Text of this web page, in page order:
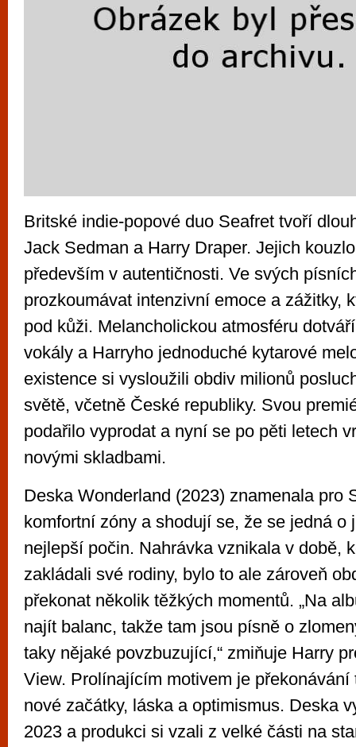
Britské indie-popové duo Seafret tvoří
Jack Sedman a Harry Draper. Jejich
především v autentičnosti. Ve svých
prozkoumávat intenzivní emoce a zážitky,
pod kůži. Melancholickou atmosféru
vokály a Harryho jednoduché kytarové
existence si vysloužili obdiv milionů
světě, včetně České republiky. Svou
podařilo vyprodat a nyní se po pěti letech
novými skladbami.
Deska Wonderland (2023) znamenala pro
komfortní zóny a shodují se, že se jedná o
nejlepší počin. Nahrávka vznikala v době,
zakládali své rodiny, bylo to ale zároveň
překonat několik těžkých momentů. „Na
najít balanc, takže tam jsou písně o
taky nějaké povzbuzující,“ zmiňuje Harry
View. Prolínajícím motivem je překonávání
nové začátky, láska a optimismus. Deska
2023 a produkci si vzali z velké části na